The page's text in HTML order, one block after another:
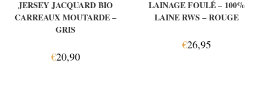
JERSEY JACQUARD BIO
CARREAUX MOUTARDE –
GRIS
€20,90
LAINAGE FOULÉ – 100%
LAINE RWS – ROUGE
€26,95